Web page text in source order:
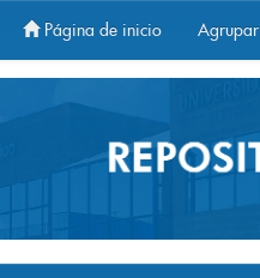
Página de inicio Agrupar